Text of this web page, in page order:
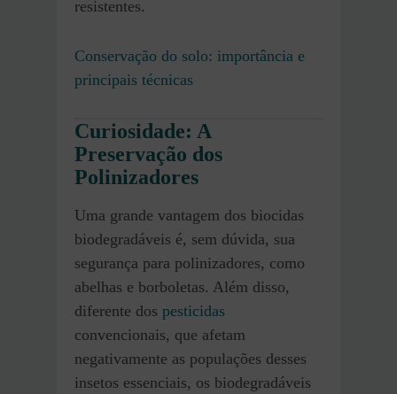
resistentes.
Conservação do solo: importância e
principais técnicas
Curiosidade: A
Preservação dos
Polinizadores
Uma grande vantagem dos biocidas
biodegradáveis é, sem dúvida, sua
segurança para polinizadores, como
abelhas e borboletas. Além disso,
diferente dos pesticidas
convencionais, que afetam
negativamente as populações desses
insetos essenciais, os biodegradáveis